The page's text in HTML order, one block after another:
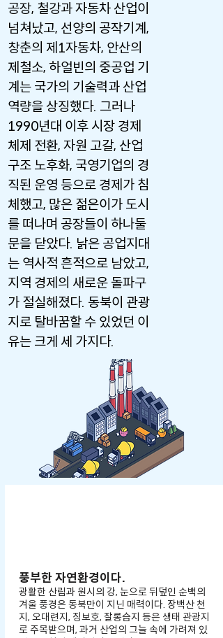
공장, 철강과 자동차 산업이
넘쳐났고, 선양의 공작기계,
창춘의 제1자동차, 안산의
제철소, 하얼빈의 중공업 기
계는 국가의 기술력과 산업
역량을 상징했다. 그러나
1990년대 이후 시장 경제
체제 전환, 자원 고갈, 산업
구조 노후화, 국영기업의 경
직된 운영 등으로 경제가 침
체했고, 많은 젊은이가 도시
를 떠나며 공장들이 하나둘
문을 닫았다. 낡은 공업지대
는 역사적 흔적으로 남았고,
지역 경제의 새로운 돌파구
가 절실해졌다. 동북이 관광
지로 탈바꿈할 수 있었던 이
유는 크게 세 가지다.
풍부한 자연환경이다.
광활한 산림과 원시의 강, 눈으로 뒤덮인 순백의
겨울 풍경은 동북만이 지닌 매력이다. 장백산 천
지, 오대련지, 징보호, 잘롱습지 등은 생태 관광지
로 주목받으며, 과거 산업의 그늘 속에 가려져 있